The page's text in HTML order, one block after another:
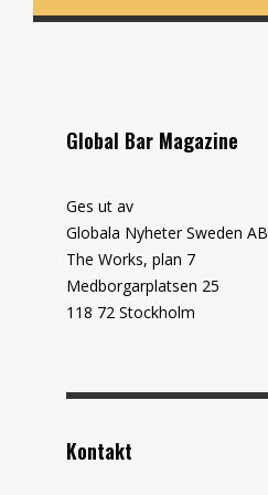
Global Bar Magazine
Ges ut av
Globala Nyheter Sweden AB
The Works, plan 7
Medborgarplatsen 25
118 72 Stockholm
Kontakt